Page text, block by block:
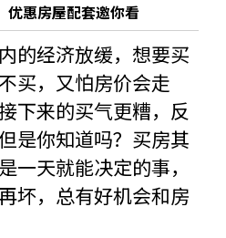
惠房屋配套邀你看
的经济放缓，想要买
买，又怕房价会走
下来的买气更糟，反
是你知道吗？买房其
一天就能决定的事，
坏，总有好机会和房